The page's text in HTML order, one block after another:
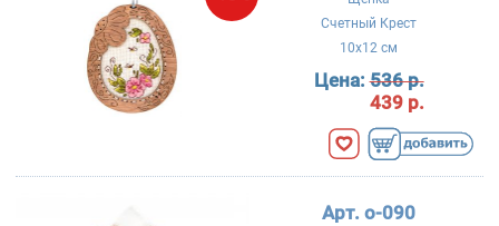
Счетный Крест
10x12 см
Цена:536 р.
439 р.
Арт. о-090